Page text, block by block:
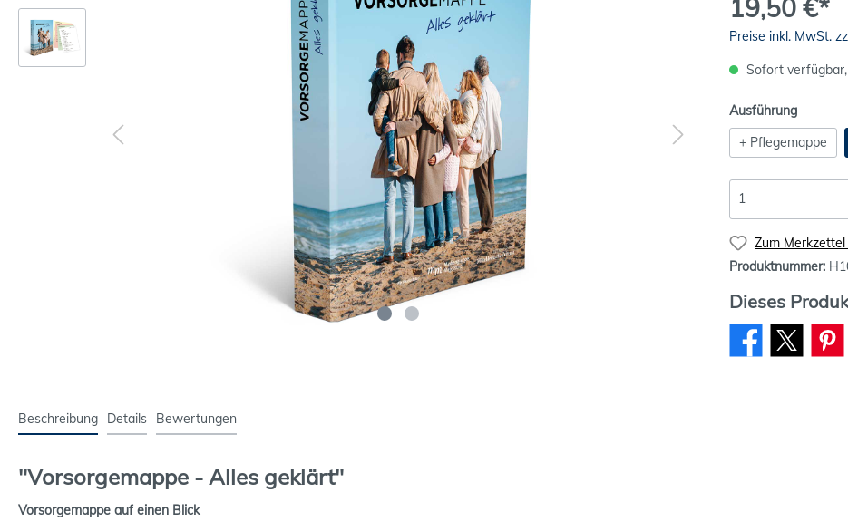
19,50 €*
Preise inkl. MwSt.
Sofort
Ausführung
+ Pflegemappe
Zum
Produktnummer:
Dieses
Beschreibung Details Bewertungen
"Vorsorgemappe - Alles geklärt"
Vorsorgemappe auf einen Blick